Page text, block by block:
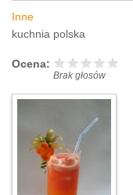
Inne
kuchnia polska
Ocena:
Brak głosów